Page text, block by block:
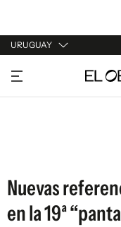
URUGUAY
URUGUAY
ARGENTINA
Nuevas
en la 19ª